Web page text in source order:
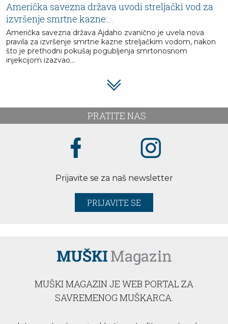
Američka savezna država uvodi streljački vod za
izvršenje smrtne kazne:...
Američka savezna država Ajdaho zvanično je uvela nova
pravila za izvršenje smrtne kazne streljačkim vodom, nakon
što je prethodni pokušaj pogubljenja smrtonosnom
injekcijom izazvao...
PRATITE NAS
Prijavite se za naš newsletter
PRIJAVITE SE
MUŠKI MAGAZIN JE WEB PORTAL ZA
SAVREMENOG MUŠKARCA.